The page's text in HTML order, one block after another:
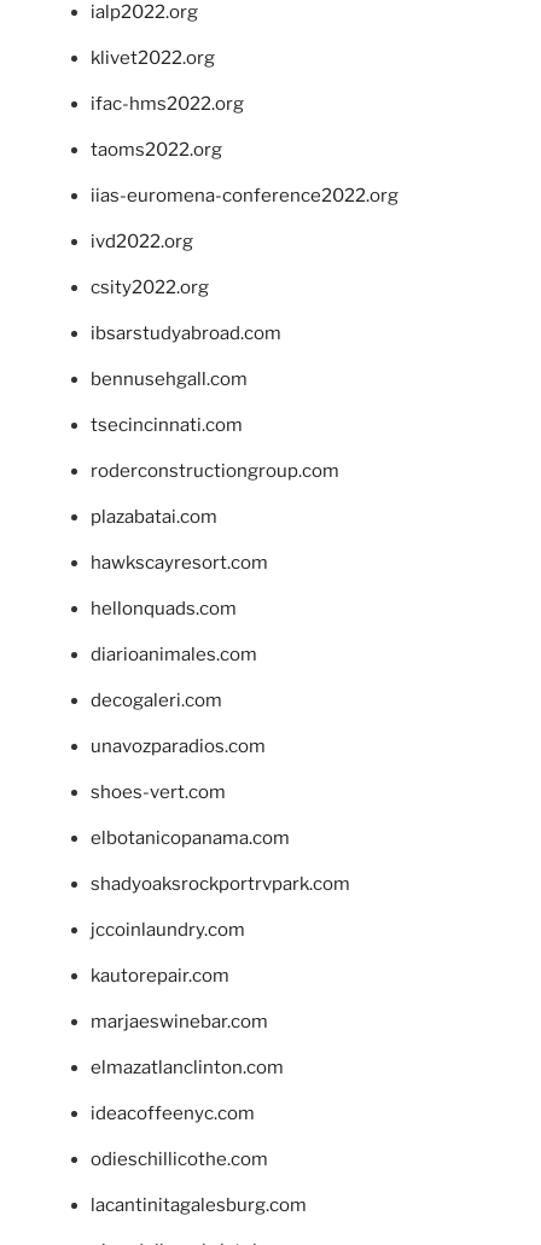
ialp2022.org
klivet2022.org
ifac-hms2022.org
taoms2022.org
iias-euromena-conference2022.org
ivd2022.org
csity2022.org
ibsarstudyabroad.com
bennusehgall.com
tsecincinnati.com
roderconstructiongroup.com
plazabatai.com
hawkscayresort.com
hellonquads.com
diarioanimales.com
decogaleri.com
unavozparadios.com
shoes-vert.com
elbotanicopanama.com
shadyoaksrockportrvpark.com
jccoinlaundry.com
kautorepair.com
marjaeswinebar.com
elmazatlanclinton.com
ideacoffeenyc.com
odieschillicothe.com
lacantinitagalesburg.com